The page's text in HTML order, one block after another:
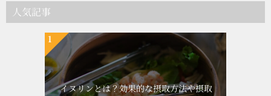
人気記事
イヌリンとは？効果的な摂取方法や摂取